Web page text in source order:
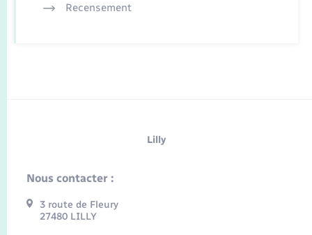
Recensement
Lilly
Nous contacter :
3 route de Fleury
27480 LILLY